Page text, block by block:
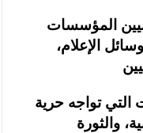
المؤسسات
الإعلام،
التي تواجه حرية
والثورة